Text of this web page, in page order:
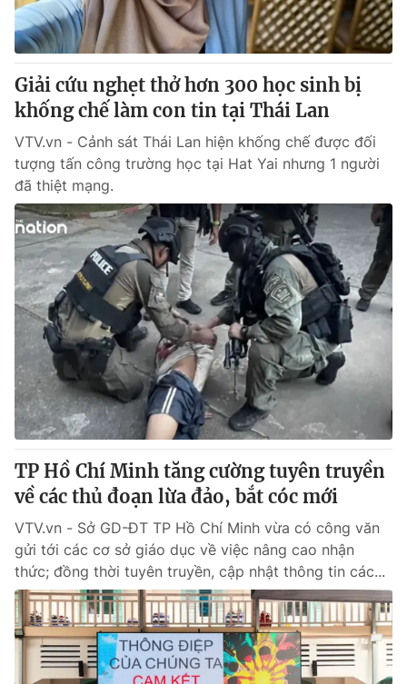
Cơ quan báo chí: Thời báo VTV
Giấy phép hoạt động báo in và báo điện tử số 483/GP-BTTTT
cấp ngày 29/12/2023
Tổng Biên tập:Vũ Thanh Thủy
Phó Tổng Biên tập:Nguyễn Thị Mỹ Hạnh, Phạm Quốc Thắng,
Tổng đài VTV:
024.38 355 931 - 024.38 355 932
Ðiện thoại Thời báo VTV:
Email:toasoan@vtv.vn
Liên hệ quảng cáo:024-7300.7108
® Cấm sao chép dưới mọi hình thức nếu không có sự chấp
thuận bằng văn bản. Ghi rõ nguồn VTV.vn khi phát hành lại
thông tin từ website này.
Giải cứu nghẹt thở hơn 300 học sinh bị
khống chế làm con tin tại Thái Lan
VTV.vn - Cảnh sát Thái Lan hiện khống chế được đối
tượng tấn công trường học tại Hat Yai nhưng 1 người
đã thiệt mạng.
TP Hồ Chí Minh tăng cường tuyên truyền
về các thủ đoạn lừa đảo, bắt cóc mới
VTV.vn - Sở GD-ĐT TP Hồ Chí Minh vừa có công văn
gửi tới các cơ sở giáo dục về việc nâng cao nhận
thức; đồng thời tuyên truyền, cập nhật thông tin các...